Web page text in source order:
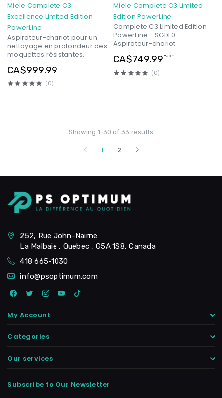
Miele Complete C3
Excellence Limited Edition
PowerLine
Aspirateur-chariot pour un
nettoyage en profondeur des
moquettes résistantes.
CA$999.99
(0)
Miele Complete C3 Limited
Edition PowerLine
Complete C3 Limited Edition
PowerLine - SGDE0
Aspirateur-chariot
CA$749.99Each
(0)
Showing 1-30 of 33 results
1 2
252, Rue John-Nairne
La Malbaie , Quebec , G5A 1S8, Canada
418 665-1030
info@psoptimum.com
My Account
Categories
Our services
Subscribe to Our Newsletter